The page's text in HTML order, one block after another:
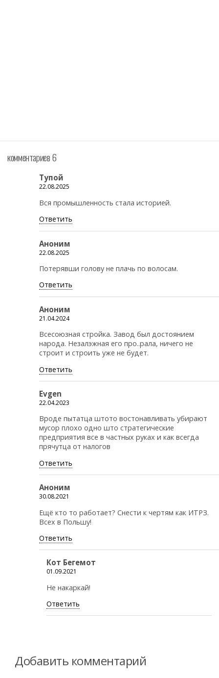
комментариев 6
Тупой
22.08.2025
Вся промышленность стала историей.
Ответить
Аноним
22.08.2025
Потерявши голову не плачь по волосам.
Ответить
Аноним
21.04.2024
Всесоюзная стройка. Завод был достоянием
народа. Незалэжная его про..рала, ничего не
строит и строить уже не будет.
Ответить
Evgen
22.04.2023
Вроде пытатца штото востонавливать убирают
мусор плохо одно што стратегические
предприятия все в частных руках и как всегда
прячутца от налогов
Ответить
Аноним
30.08.2021
Ещё кто то работает? Снести к чертям как ИТРЗ.
Всех в Польшу!
Ответить
Кот Бегемот
01.09.2021
Не накаркай!
Ответить
Добавить комментарий